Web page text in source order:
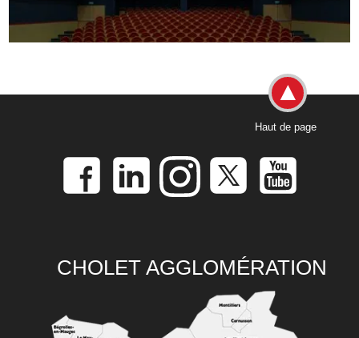
Haut de page
CHOLET AGGLOMÉRATION